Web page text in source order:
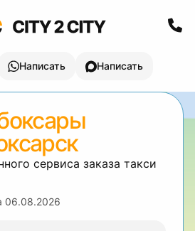
Написать Написать
сервиса заказа такси
06.08.2026